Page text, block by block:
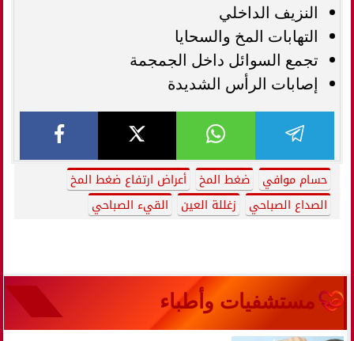
النزيف الداخلي
التهابات المخ والسحايا
تجمع السوائل داخل الجمجمة
إصابات الرأس الشديدة
حسام موافي ضغط المخ
أعراض ارتفاع ضغط المخ
الصداع الصباحي
زغللة العين القيء الصباحي
مستشفيات وأطباء